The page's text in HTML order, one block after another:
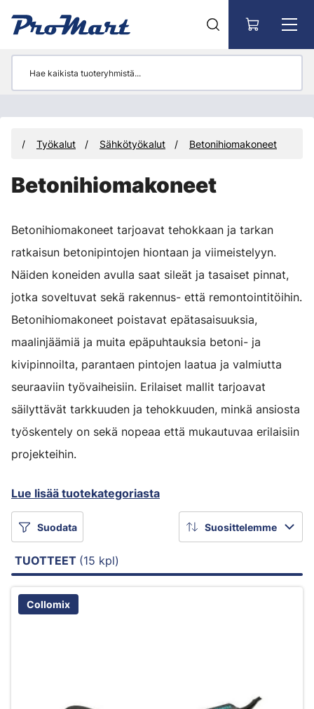
Työkalut Sähkötyökalut Betonihiomakoneet
Betonihiomakoneet
Betonihiomakoneet tarjoavat tehokkaan ja tarkan
ratkaisun betonipintojen hiontaan ja viimeistelyyn.
Näiden koneiden avulla saat sileät ja tasaiset pinnat,
jotka soveltuvat sekä rakennus- että remontointitöihin.
Betonihiomakoneet poistavat epätasaisuuksia,
maalinjäämiä ja muita epäpuhtauksia betoni- ja
kivipinnoilta, parantaen pintojen laatua ja valmiutta
seuraaviin työvaiheisiin. Erilaiset mallit tarjoavat
säilyttävät tarkkuuden ja tehokkuuden, minkä ansiosta
työskentely on sekä nopeaa että mukautuvaa erilaisiin
projekteihin.
Lue lisää tuotekategoriasta
Suodata Suosittelemme
TUOTTEET (15 kpl)
Collomix